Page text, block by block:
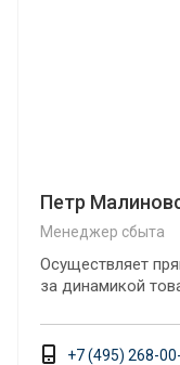
Петр
Менеджер сбыта
Осуществляет
за динамикой
+7 (495) 268-